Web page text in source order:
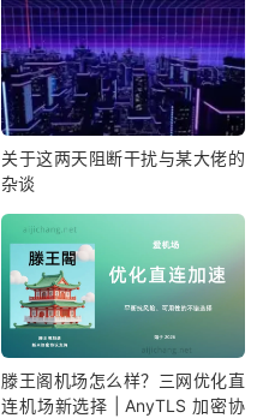
关于这两天阻断干扰与某大佬的
杂谈
滕王阁机场怎么样？三网优化直
连机场新选择 | AnyTLS 加密协